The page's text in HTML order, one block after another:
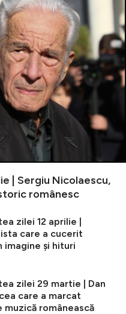
| Sergiu Nicolaescu,
românesc
zilei 12 aprilie |
care a cucerit
imagine și hituri
zilei 29 martie | Dan
care a marcat
muzică românească